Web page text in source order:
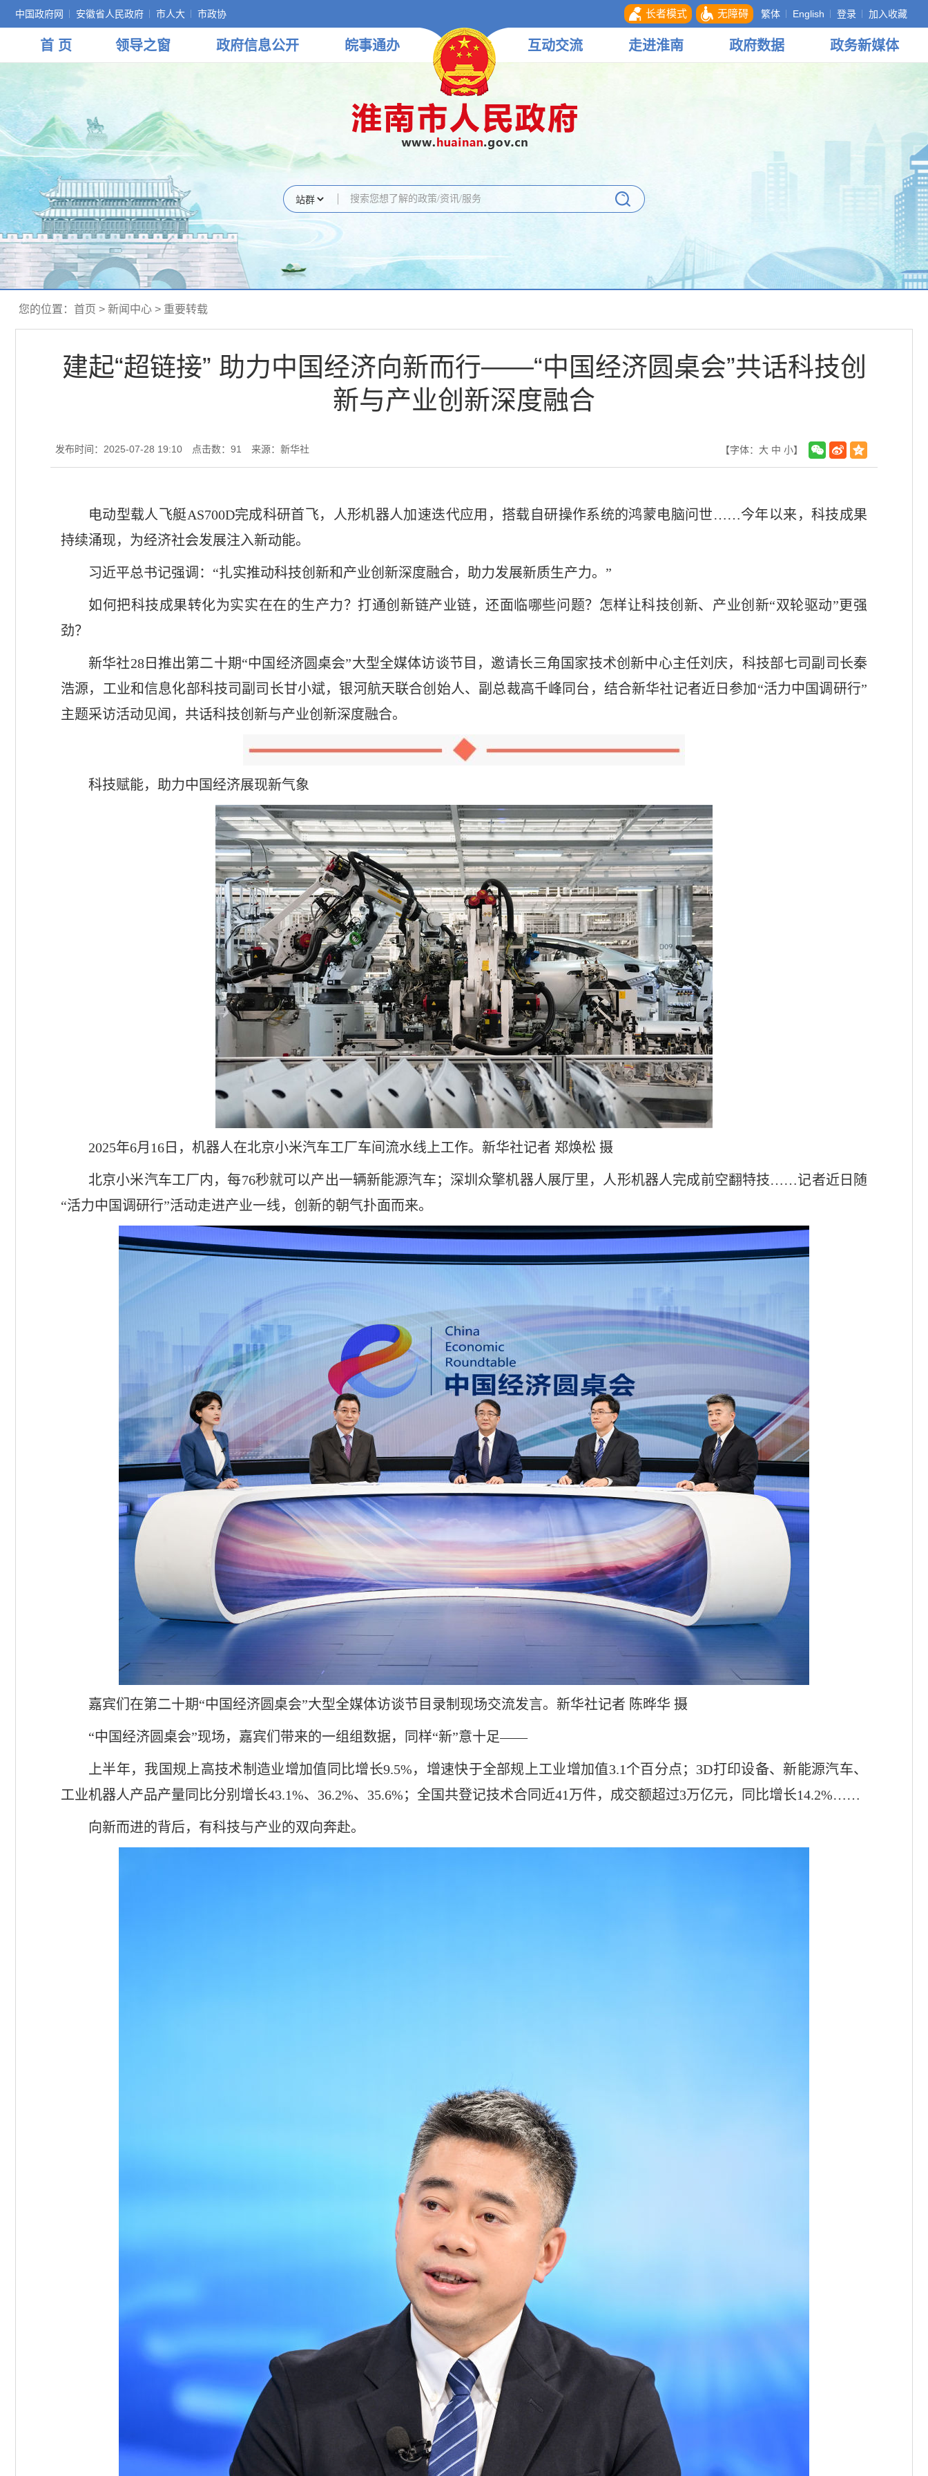
中国政府网 安徽省人民政府 市人大 市政协 长者模式 无障碍 繁体 English 登录 加入收藏
首 页 领导之窗 政府信息公开 皖事通办 互动交流 走进淮南 政府数据 政务新媒体
您的位置： 首页 > 新闻中心 > 重要转载
建起“超链接” 助力中国经济向新而行——“中国经济圆桌会”共话科技创
新与产业创新深度融合
发布时间：2025-07-28 19:10 点击数： 91 来源：新华社 【字体： 大 中 小】
电动型载人飞艇AS700D完成科研首飞，人形机器人加速迭代应用，搭载自研操作系统的鸿蒙电脑问世……今年以来，科技成果
持续涌现，为经济社会发展注入新动能。
习近平总书记强调：“扎实推动科技创新和产业创新深度融合，助力发展新质生产力。”
如何把科技成果转化为实实在在的生产力？打通创新链产业链，还面临哪些问题？怎样让科技创新、产业创新“双轮驱动”更强
劲？
新华社28日推出第二十期“中国经济圆桌会”大型全媒体访谈节目，邀请长三角国家技术创新中心主任刘庆，科技部七司副司长秦
浩源，工业和信息化部科技司副司长甘小斌，银河航天联合创始人、副总裁高千峰同台，结合新华社记者近日参加“活力中国调研行”
主题采访活动见闻，共话科技创新与产业创新深度融合。
科技赋能，助力中国经济展现新气象
2025年6月16日，机器人在北京小米汽车工厂车间流水线上工作。新华社记者 郑焕松 摄
北京小米汽车工厂内，每76秒就可以产出一辆新能源汽车；深圳众擎机器人展厅里，人形机器人完成前空翻特技……记者近日随
“活力中国调研行”活动走进产业一线，创新的朝气扑面而来。
嘉宾们在第二十期“中国经济圆桌会”大型全媒体访谈节目录制现场交流发言。新华社记者 陈晔华 摄
“中国经济圆桌会”现场，嘉宾们带来的一组组数据，同样“新”意十足——
上半年，我国规上高技术制造业增加值同比增长9.5%，增速快于全部规上工业增加值3.1个百分点；3D打印设备、新能源汽车、
工业机器人产品产量同比分别增长43.1%、36.2%、35.6%；全国共登记技术合同近41万件，成交额超过3万亿元，同比增长14.2%……
向新而进的背后，有科技与产业的双向奔赴。